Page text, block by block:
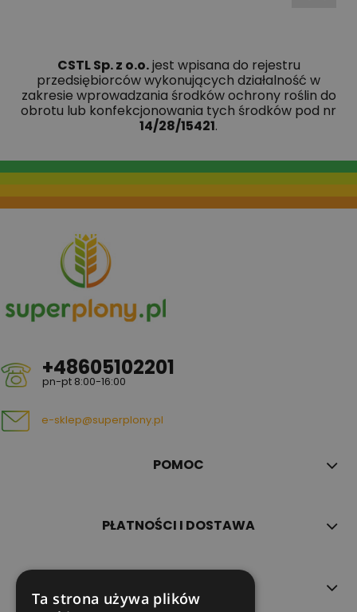
CSTL Sp. z o.o.jest wpisana do rejestru
przedsiębiorców wykonujących działalność w
zakresie wprowadzania środków ochrony roślin do
obrotu lub konfekcjonowania tych środków pod nr
14/28/15421.
+48605102201
pn-pt 8:00-16:00
e-sklep@superplony.pl
POMOC
PŁATNOŚCI I DOSTAWA
Ta strona używa plików